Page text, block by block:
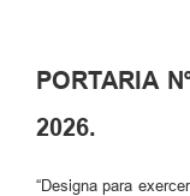
PORTARIA
2026.
“Designa para